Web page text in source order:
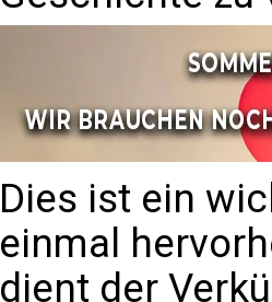
Dies ist ein
einmal
dient der